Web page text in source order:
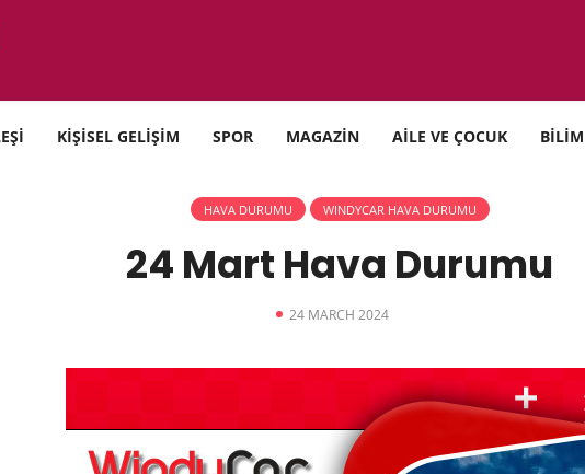
KİŞİSEL GELİŞİM SPOR MAGAZİN AİLE VE ÇOCUK BİLİM
HAVA DURUMU WINDYCAR HAVA DURUMU
24 Mart Hava Durumu
24 MARCH 2024